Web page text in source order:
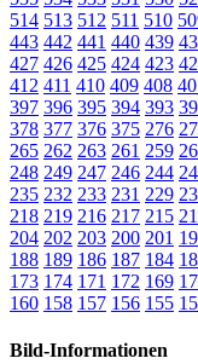
514 513 512 511 510
443 442 441 440 439
427 426 425 424 423
412 411 410 409 408
397 396 395 394 393
378 377 376 375 276
265 262 263 261 259
248 249 247 246 244
235 232 233 231 229
218 219 216 217 215
204 202 203 200 201
188 189 186 187 184
173 174 171 172 169
160 158 157 156 155
Bild-Informationen